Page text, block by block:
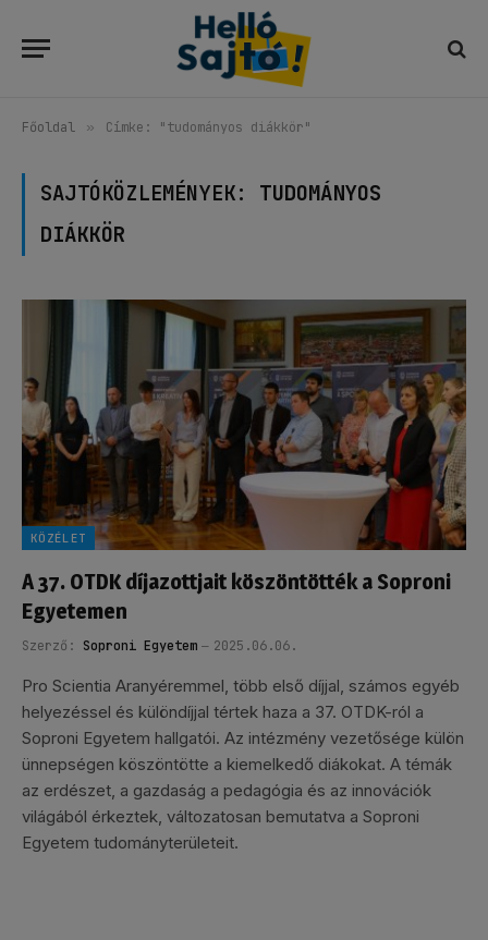
Főoldal » Címke: "tudományos diákkör"
SAJTÓKÖZLEMÉNYEK: TUDOMÁNYOS
DIÁKKÖR
KÖZÉLET
A 37. OTDK díjazottjait köszöntötték a Soproni
Egyetemen
Szerző: Soproni Egyetem 2025.06.06.
Pro Scientia Aranyéremmel, több első díjjal, számos egyéb
helyezéssel és különdíjjal tértek haza a 37. OTDK-ról a
Soproni Egyetem hallgatói. Az intézmény vezetősége külön
ünnepségen köszöntötte a kiemelkedő diákokat. A témák
az erdészet, a gazdaság a pedagógia és az innovációk
világából érkeztek, változatosan bemutatva a Soproni
Egyetem tudományterületeit.